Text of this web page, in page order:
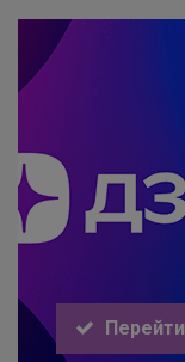
Перейти